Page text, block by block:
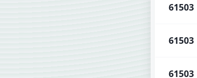
61503
61503
61503